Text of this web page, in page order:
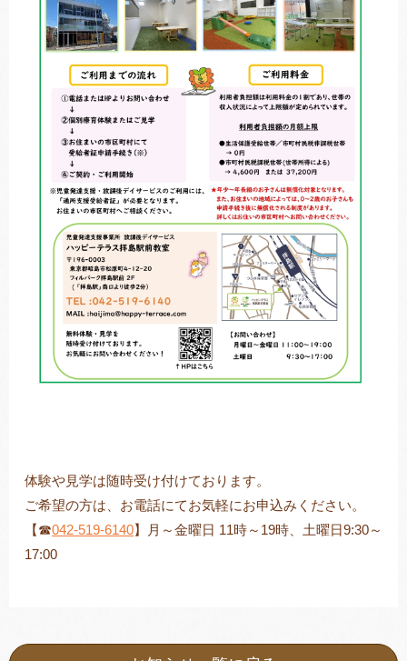
体験や見学は随時受け付けております。
ご希望の方は、お電話にてお気軽にお申込みください。
【☎042-519-6140】月～金曜日 11時～19時、土曜日9:30～
17:00